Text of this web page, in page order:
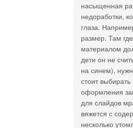
насыщенная
недоработки,
глаза.
размер. Там
материалом
дети он не
на синем),
стоит
оформления
для слайдов
вяжется с
несколько